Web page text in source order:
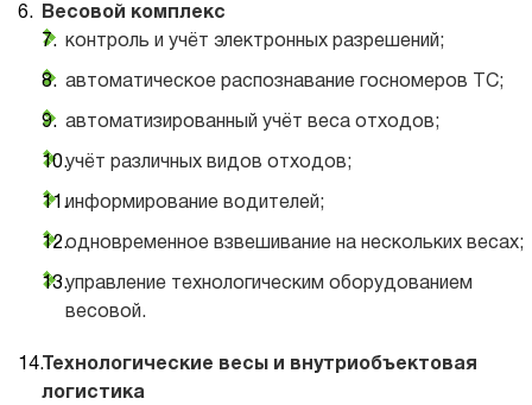
Весовой комплекс
контроль и учёт электронных разрешений;
автоматическое распознавание госномеров ТС;
автоматизированный учёт веса отходов;
учёт различных видов отходов;
информирование водителей;
одновременное взвешивание на нескольких весах;
управление технологическим оборудованием
весовой.
Технологические весы и внутриобъектовая
логистика